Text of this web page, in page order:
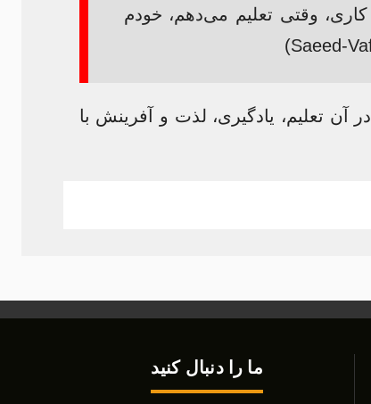
وقتی تعلیم می‌دهم، خودم
آن تعلیم، یادگیری، لذت و آفرینش با
ما را دنبال کنید